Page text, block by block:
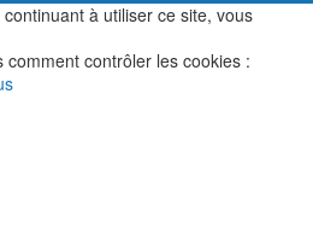
à utiliser ce site, vous
contrôler les cookies :